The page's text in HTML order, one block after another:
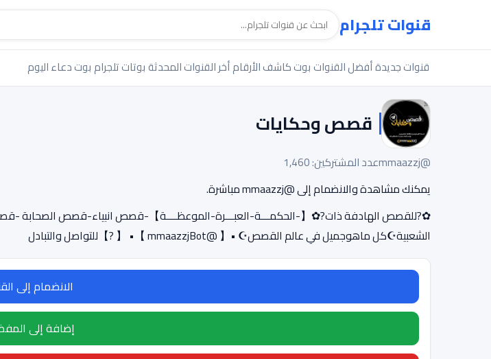
قنوات تلجرام
قنوات جديدةأفضل القنواتبوت كاشف الأرقامأخر القنوات المحدثةبوتات تلجرام بوت دعاء اليوم
قصص وحكايات
@mmaazzj
عدد المشتركين: 1,460
يمكنك مشاهدة والانضمام إلى @mmaazzj مباشرة.
✿?للقصص الهادفة ذات?✿【-الحكمـــة-العبـــرة-الموعظــــة】-قصص انبياء-قصص
الشعبية☪كل ماهوجميل في عالم القصص☪ •【 @mmaazzjBot 】• 【 ?】للتواصل والتبادل
الانضمام إلى
إضافة إلى